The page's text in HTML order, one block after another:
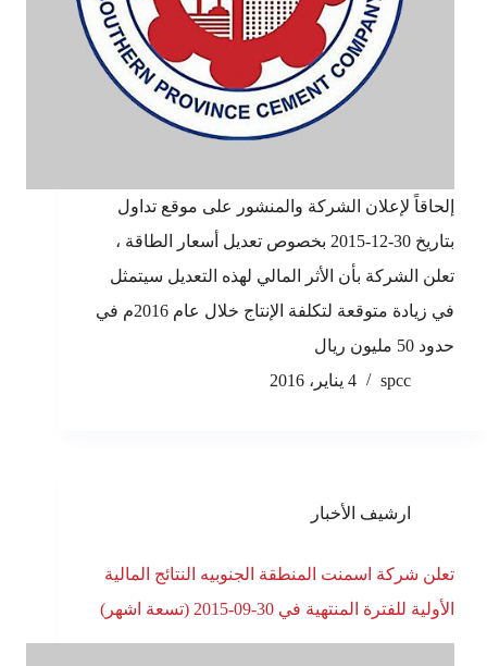
إلحاقاً لإعلان الشركة والمنشور على موقع تداول
بتاريخ 30-12-2015 بخصوص تعديل أسعار الطاقة ،
تعلن الشركة بأن الأثر المالي لهذه التعديل سيتمثل
في زيادة متوقعة لتكلفة الإنتاج خلال عام 2016م في
حدود 50 مليون ريال
spcc
4 يناير، 2016
ارشيف الأخبار
تعلن شركة اسمنت المنطقة الجنوبيه النتائج المالية
الأولية للفترة المنتهية في 30-09-2015 (تسعة اشهر)